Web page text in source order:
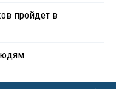
пройдет в